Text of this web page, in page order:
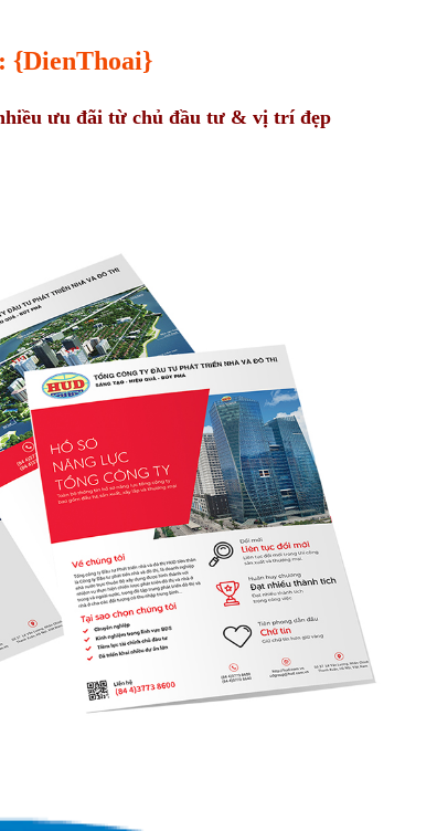
{DienThoai}
ưu đãi từ chủ đầu tư & vị trí đẹp